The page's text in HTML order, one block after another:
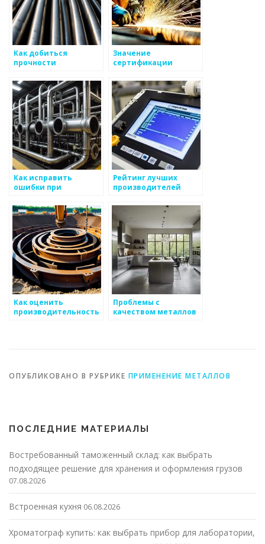
Как добиться
прочности
Значение
сертификации
Как исправить
ошибки при
металлоизделий
Рейтинг лучших
производителей
Как оценить
производительность
Проблемы с
качеством металлов
ОПУБЛИКОВАНО В РУБРИКЕ ПРИМЕНЕНИЕ МЕТАЛЛОВ
ПОСЛЕДНИЕ МАТЕРИАЛЫ
Востребованный таможенный склад: как выбрать
подходящее решение для хранения и оформления грузов
07.08.2026
Встроенная кухня 06.08.2026
Хроматограф купить: как выбрать прибор для лаборатории,